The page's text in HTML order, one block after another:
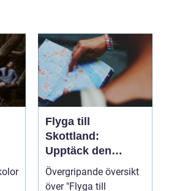
Flyga till
Skottland:
Upptäck den
magnifika naturen
och rika historien
Övergripande översikt
över "Flyga till